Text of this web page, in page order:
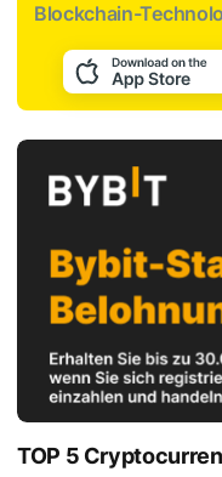
Blockchain-
TOP 5